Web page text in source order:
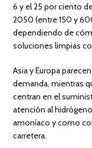
6 y el 25 por ciento
2050 (entre 150 y
dependiendo de
soluciones limpias
Asia y Europa
demanda, mientras
centran en el
atención al
amoníaco y como
carretera.